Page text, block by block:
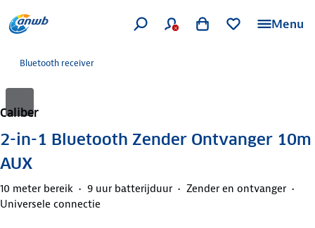
Menu
Bluetooth receiver
Caliber
2-in-1 Bluetooth Zender Ontvanger 10m
AUX
10 meter bereik 9 uur batterijduur
Zender en ontvanger
Universele connectie